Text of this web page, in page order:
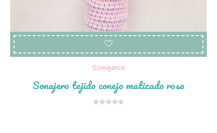
Sonajeros
Sonajero tejido conejo matizado rosa